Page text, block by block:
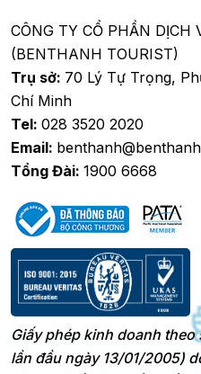
CÔNG TY CỔ PHẦN DỊCH
(BENTHANH TOURIST)
Trụ sở: 70 Lý Tự Trọng,
Chí Minh
Tel: 028 3520 2020
Email:
Tổng Đài: 1900 6668
Giấy phép kinh doanh theo
lần đầu ngày 13/01/2005)